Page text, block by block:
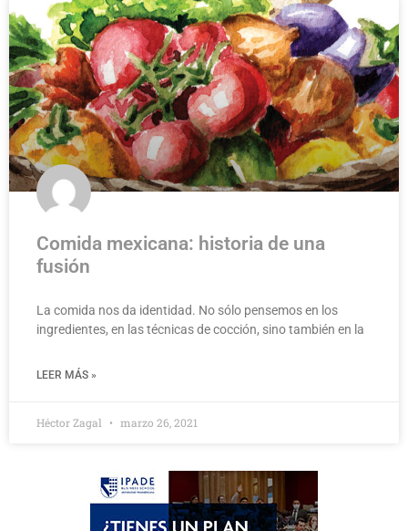
Comida mexicana: historia de una
fusión
La comida nos da identidad. No sólo pensemos en los
ingredientes, en las técnicas de cocción, sino también en la
LEER MÁS »
Héctor Zagal marzo 26, 2021